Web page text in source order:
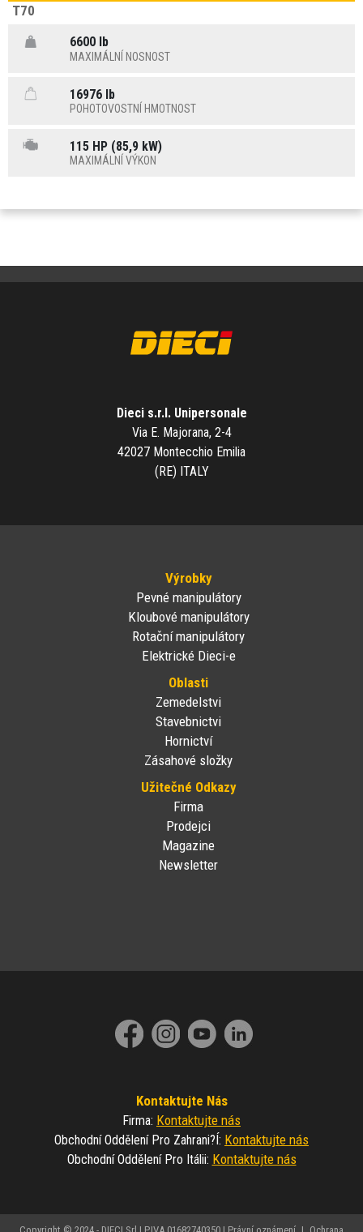
T70
6600 lb
MAXIMÁLNÍ NOSNOST
16976 lb
POHOTOVOSTNÍ HMOTNOST
115 HP (85,9 kW)
MAXIMÁLNÍ VÝKON
Dieci s.r.l. Unipersonale
Via E. Majorana, 2-4
42027 Montecchio Emilia
(RE) ITALY
Výrobky
Pevné manipulátory
Kloubové manipulátory
Rotační manipulátory
Elektrické Dieci-e
Oblasti
Zemedelstvi
Stavebnictvi
Hornictví
Zásahové složky
Užitečné Odkazy
Firma
Prodejci
Magazine
Newsletter
Kontaktujte Nás
Firma: Kontaktujte nás
Obchodní Oddělení Pro Zahrani?í : Kontaktujte nás
Obchodní Oddělení Pro Itálii: Kontaktujte nás